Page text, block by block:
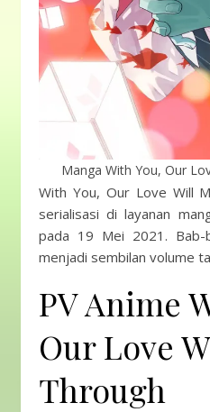
Manga With You, Our
With You, Our Love Will
serialisasi di layanan
pada 19 Mei 2021. Bab-
menjadi sembilan volume
PV Anime
Our Love
Through